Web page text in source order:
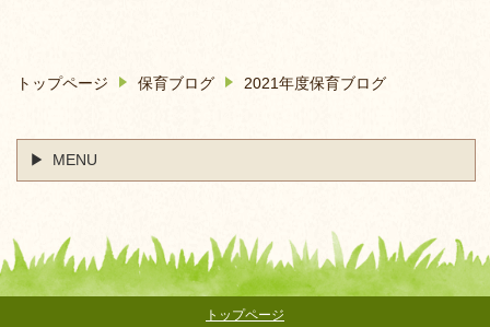
トップページ 保育ブログ 2021年度保育ブログ
MENU
トップページ